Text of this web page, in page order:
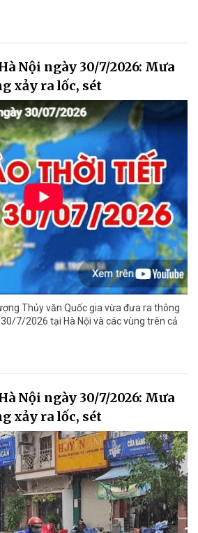
Nội ngày 30/7/2026: Mưa
xảy ra lốc, sét
Thủy văn Quốc gia vừa đưa ra thông
7/2026 tại Hà Nội và các vùng trên cả
Nội ngày 30/7/2026: Mưa
xảy ra lốc, sét